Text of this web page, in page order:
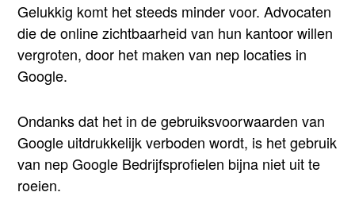
Gelukkig komt het steeds minder voor. Advocaten
die de online zichtbaarheid van hun kantoor willen
vergroten, door het maken van nep locaties in
Google.
Ondanks dat het in de gebruiksvoorwaarden van
Google uitdrukkelijk verboden wordt, is het gebruik
van nep Google Bedrijfsprofielen bijna niet uit te
roeien.